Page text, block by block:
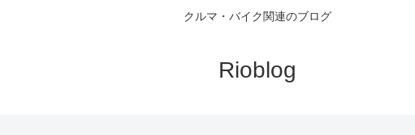
クルマ・バイク関連のブログ
Rioblog